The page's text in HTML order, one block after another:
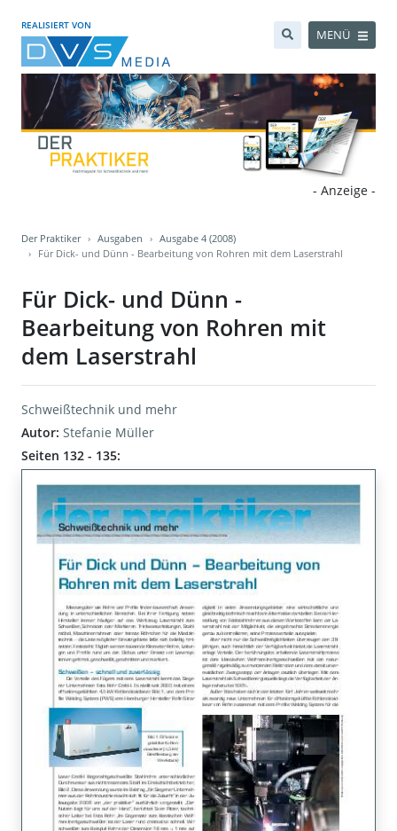
REALISIERT VON
MENÜ
- Anzeige -
Der Praktiker Ausgaben
Ausgabe 4 (2008)
Für Dick- und Dünn - Bearbeitung von Rohren mit dem Laserstrahl
Für Dick- und Dünn -
Bearbeitung von Rohren mit
dem Laserstrahl
Schweißtechnik und mehr
Autor: Stefanie Müller
Seiten 132 - 135: